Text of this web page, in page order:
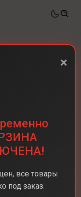
×
все товары
под заказ.